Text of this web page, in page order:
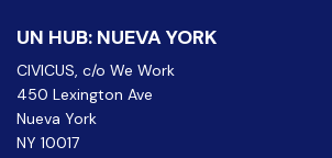
UN HUB: NUEVA YORK
CIVICUS, c/o We Work
450 Lexington Ave
Nueva York
NY 10017